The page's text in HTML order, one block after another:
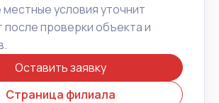
условия уточнит
после проверки объекта и
Оставить заявку
Страница филиала